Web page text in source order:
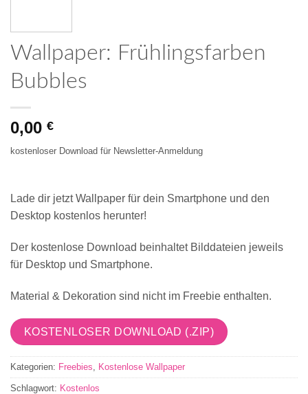
Wallpaper: Frühlingsfarben
Bubbles
0,00 €
kostenloser Download für Newsletter-Anmeldung
Lade dir jetzt Wallpaper für dein Smartphone und den
Desktop kostenlos herunter!
Der kostenlose Download beinhaltet Bilddateien jeweils
für Desktop und Smartphone.
Material & Dekoration sind nicht im Freebie enthalten.
KOSTENLOSER DOWNLOAD (.ZIP)
Kategorien: Freebies Kostenlose Wallpaper
Schlagwort: Kostenlos